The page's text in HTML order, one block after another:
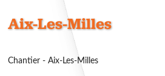
Aix-Les-Milles
Chantier - Aix-Les-Milles